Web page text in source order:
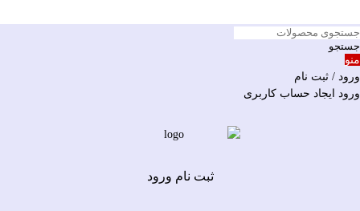
جستجو
منو
ورود / ثبت نام
ورود ایجاد حساب کاربری
ثبت نام ورود